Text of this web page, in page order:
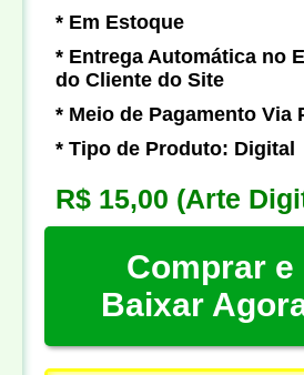
* Em Estoque
* Entrega Automática no
do Cliente do Site
* Meio de Pagamento Via
* Tipo de Produto: Digital
R$ 15,00 (Arte
Comprar e
Baixar